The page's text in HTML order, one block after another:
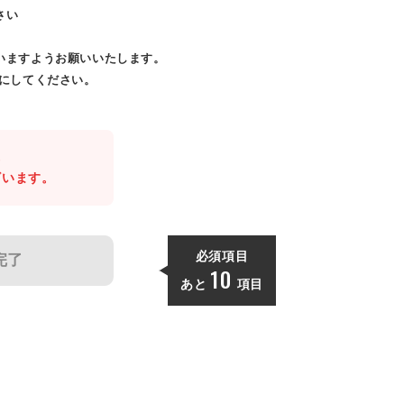
い
すようお願いいたします。
してください。
ます。
了 必須項目
あと 10 項目